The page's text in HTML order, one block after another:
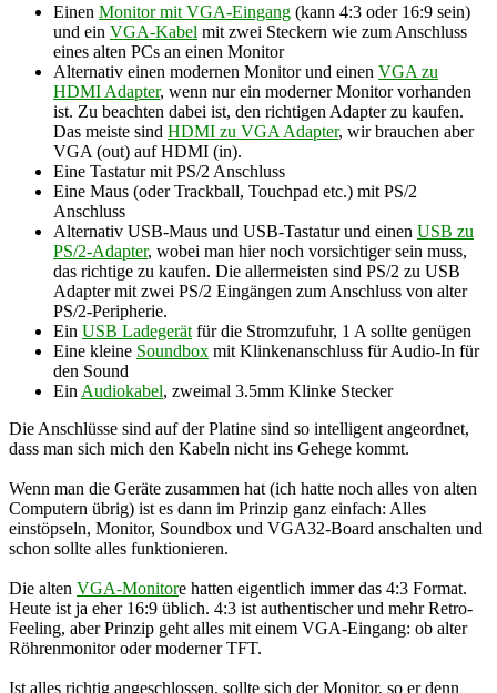
Einen Monitor mit VGA-Eingang (kann 4:3 oder 16:9 sein)
und ein VGA-Kabel mit zwei Steckern wie zum Anschluss
eines alten PCs an einen Monitor
Alternativ einen modernen Monitor und einen VGA zu
HDMI Adapter, wenn nur ein moderner Monitor vorhanden
ist. Zu beachten dabei ist, den richtigen Adapter zu kaufen.
Das meiste sind HDMI zu VGA Adapter, wir brauchen aber
VGA (out) auf HDMI (in).
Eine Tastatur mit PS/2 Anschluss
Eine Maus (oder Trackball, Touchpad etc.) mit PS/2
Anschluss
Alternativ USB-Maus und USB-Tastatur und einen USB zu
PS/2-Adapter, wobei man hier noch vorsichtiger sein muss,
das richtige zu kaufen. Die allermeisten sind PS/2 zu USB
Adapter mit zwei PS/2 Eingängen zum Anschluss von alter
PS/2-Peripherie.
Ein USB Ladegerät für die Stromzufuhr, 1 A sollte genügen
Eine kleine Soundbox mit Klinkenanschluss für Audio-In für
den Sound
Ein Audiokabel, zweimal 3.5mm Klinke Stecker
Die Anschlüsse sind auf der Platine sind so intelligent angeordnet,
dass man sich mich den Kabeln nicht ins Gehege kommt.
Wenn man die Geräte zusammen hat (ich hatte noch alles von alten
Computern übrig) ist es dann im Prinzip ganz einfach: Alles
einstöpseln, Monitor, Soundbox und VGA32-Board anschalten und
schon sollte alles funktionieren.
Die alten VGA-Monitore hatten eigentlich immer das 4:3 Format.
Heute ist ja eher 16:9 üblich. 4:3 ist authentischer und mehr Retro-
Feeling, aber Prinzip geht alles mit einem VGA-Eingang: ob alter
Röhrenmonitor oder moderner TFT.
Ist alles richtig angeschlossen, sollte sich der Monitor, so er denn